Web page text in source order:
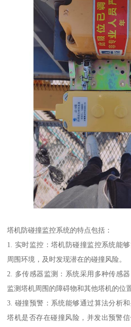
塔机防碰撞监控系统的特点包括：
1. 实时监控：塔机防碰撞监控系统能
周围环境，及时发现潜在的碰撞风险。
2. 多传感器监测：系统采用多种传感
监测塔机周围的障碍物和其他塔机的位置
3. 碰撞预警：系统能够通过算法分析
塔机是否存在碰撞风险，并发出预警